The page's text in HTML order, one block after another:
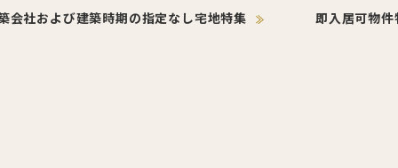
会社および建築時期の指定なし宅地特集 即入居可物件